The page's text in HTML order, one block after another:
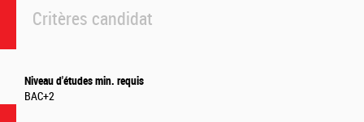
Critères candidat
Niveau d'études min. requis
BAC+2